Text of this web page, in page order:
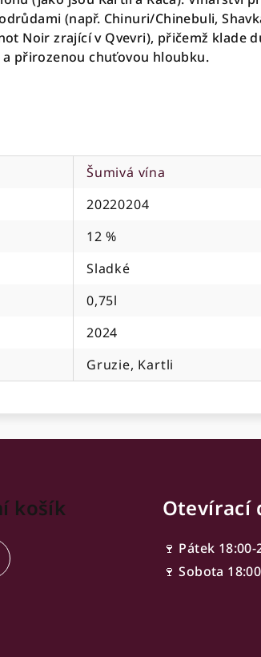
(např. Chinuri/Chinebuli,
Noir zrající v Qvevri), přičemž klade
přirozenou chuťovou hloubku.
Šumivá vína
20220204
12 %
Sladké
0,75l
2024
Gruzie, Kartli
košík Otevírací
🍷 Pátek 18:00-
🍷 Sobota